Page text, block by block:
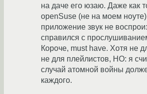
на даче его юзаю. Даже как
openSuse (не на моем
приложение звук не
справился с
Короче, must have. Хотя не
не для плейлистов, НО: я
случай атомной войны
каждого.